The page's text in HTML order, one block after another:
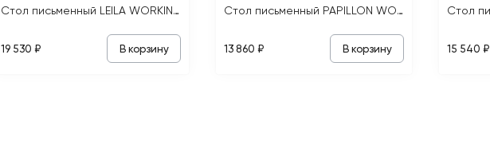
Стол письменный LEILA WORKING TABLE
19 530 ₽ В корзину
Стол письменный PAPILLON WORKING TABLE
13 860 ₽ В корзину 15 540 ₽